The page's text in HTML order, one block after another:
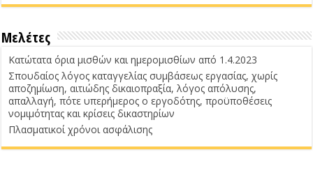
Μελέτες
Κατώτατα όρια μισθών και ημερομισθίων από 1.4.2023
Σπουδαίος λόγος καταγγελίας συμβάσεως εργασίας, χωρίς
αποζημίωση, αιτιώδης δικαιοπραξία, λόγος απόλυσης,
απαλλαγή, πότε υπερήμερος ο εργοδότης, προϋποθέσεις
νομιμότητας και κρίσεις δικαστηρίων
Πλασματικοί χρόνοι ασφάλισης